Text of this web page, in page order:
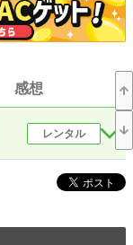
感想
レンタル